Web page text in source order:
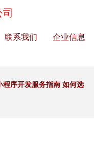
联系我们 企业信息
程序开发服务指南 如何选